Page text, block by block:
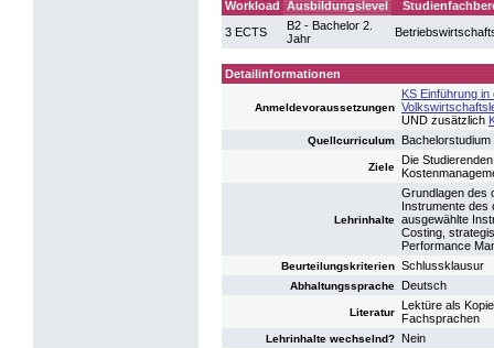
Workload Ausbildungslevel
3 ECTS
B2 - Bachelor 2.
Jahr
Detailinformationen
Anmeldevoraussetzungen
KS Einführung
UND zusätzlich
Quellcurriculum
Ziele
Die
Lehrinhalte
Grundlagen des
Instrumente des
ausgewählte
Costing,
Performance
Beurteilungskriterien Schlussklausur
Abhaltungssprache Deutsch
Literatur
Lektüre als
Fachsprachen
Lehrinhalte wechselnd? Nein